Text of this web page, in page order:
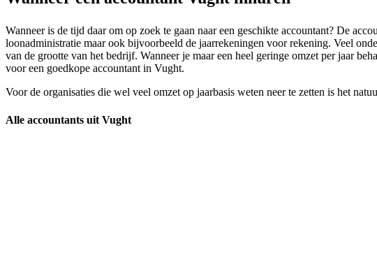
Wanneer is de tijd daar om op zoek te gaan naar een geschikte accountant? De
loonadministratie maar ook bijvoorbeeld de jaarrekeningen voor rekening. Veel
van de grootte van het bedrijf. Wanneer je maar een heel geringe omzet per jaar
voor een goedkope accountant in Vught.
Voor de organisaties die wel veel omzet op jaarbasis weten neer te zetten is het
Alle accountants uit Vught